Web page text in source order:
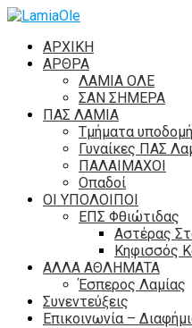
ΑΡΧΙΚΗ
ΑΡΘΡΑ
ΛΑΜΙΑ ΟΛΕ
ΣΑΝ ΣΗΜΕΡΑ
ΠΑΣ ΛΑΜΙΑ
Τμήματα
Γυναίκες ΠΑΣ
ΠΑΛΑΙΜΑΧΟΙ
Οπαδοί
ΟΙ ΥΠΟΛΟΙΠΟΙ
ΕΠΣ Φθιώτιδας
Αστέρας
Κηφισσός
ΑΛΛΑ ΑΘΛΗΜΑΤΑ
Έσπερος Λαμίας
Συνεντεύξεις
Επικοινωνία –